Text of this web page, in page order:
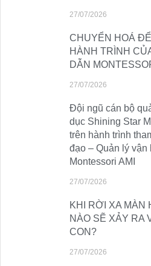
27/07/2026
CHUYỂN HOÁ
HÀNH TRÌNH
DẪN
27/07/2026
Đội ngũ cán bộ
dục Shining Star
trên hành trình
đạo – Quản lý
Montessori AMI
27/07/2026
KHI RỜI XA MÀN
NÀO SẼ XẢY RA
CON?
27/07/2026